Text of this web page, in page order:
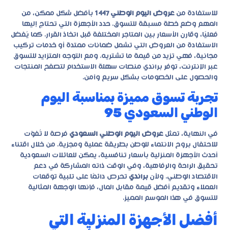
للاستفادة من عروض اليوم الوطني 1447
بأفضل شكل ممكن، من
المهم وضع خطة مسبقة للتسوق. حدد الأجهزة التي تحتاج إليها
فعليًا، وقارن الأسعار بين المتاجر المختلفة قبل اتخاذ القرار. كما يُفضل
الاستفادة من العروض التي تشمل ضمانات ممتدة أو خدمات تركيب
مجانية، فهي تزيد من قيمة ما تشتريه. ومع التوجه المتزايد للتسوق
عبر الإنترنت، توفر براندي منصات سهلة الاستخدام لتصفح المنتجات
والحصول على الخصومات بشكل سريع وآمن.
تجربة تسوق مميزة بمناسبة اليوم
الوطني السعودي 95
في النهاية، تمثل عروض اليوم الوطني السعودي فرصة لا تُفوّت
للاحتفال بروح الانتماء للوطن بطريقة عملية ومجزية. من خلال اقتناء
أحدث الأجهزة المنزلية بأسعار تنافسية، يمكن للعائلات السعودية
تحقيق الراحة والرفاهية، وفي الوقت ذاته المشاركة في دعم
الاقتصاد الوطني. ولأن براندي تحرص دائمًا على تلبية توقعات
العملاء وتقديم أفضل قيمة مقابل المال، فإنها الوجهة المثالية
للتسوق في هذا الموسم المميز.
أفضل الأجهزة المنزلية التي